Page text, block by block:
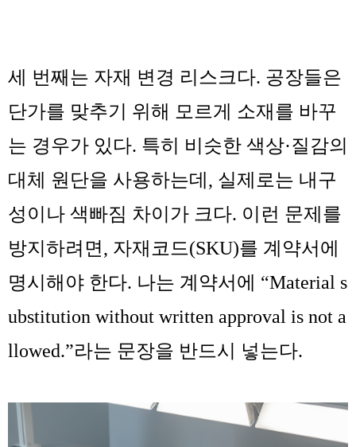
세 번째는 자재 변경 리스크다. 공장들은
단가를 맞추기 위해 모르게 소재를 바꾸
는 경우가 있다. 특히 비슷한 색상·질감의
대체 원단을 사용하는데, 실제로는 내구
성이나 색빠짐 차이가 크다. 이런 문제를
방지하려면, 자재코드(SKU)를 계약서에
명시해야 한다. 나는 계약서에 “Material s
ubstitution without written approval is not a
llowed.”라는 문장을 반드시 넣는다.